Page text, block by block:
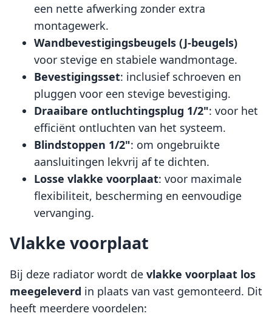
een nette afwerking zonder extra
montagewerk.
Wandbevestigingsbeugels (J-beugels)
voor stevige en stabiele wandmontage.
Bevestigingsset: inclusief schroeven en
pluggen voor een stevige bevestiging.
Draaibare ontluchtingsplug 1/2": voor het
efficiënt ontluchten van het systeem.
Blindstoppen 1/2": om ongebruikte
aansluitingen lekvrij af te dichten.
Losse vlakke voorplaat: voor maximale
flexibiliteit, bescherming en eenvoudige
vervanging.
Vlakke voorplaat
Bij deze radiator wordt de vlakke voorplaat los
meegeleverd in plaats van vast gemonteerd. Dit
heeft meerdere voordelen: